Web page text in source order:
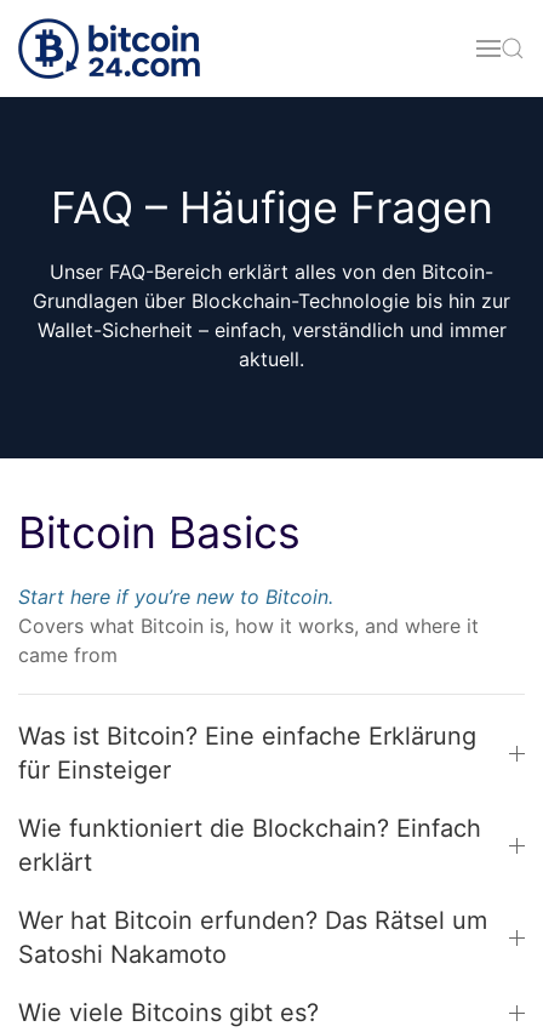
Zum Hauptinhalt springen
FAQ – Häufige Fragen
Unser FAQ-Bereich erklärt alles von den Bitcoin-
Grundlagen über Blockchain-Technologie bis hin zur
Wallet-Sicherheit – einfach, verständlich und immer
aktuell.
Bitcoin Basics
Start here if you’re new to Bitcoin.
Covers what Bitcoin is, how it works, and where it
came from
Was ist Bitcoin? Eine einfache Erklärung
für Einsteiger
Wie funktioniert die Blockchain? Einfach
erklärt
Wer hat Bitcoin erfunden? Das Rätsel um
Satoshi Nakamoto
Wie viele Bitcoins gibt es?